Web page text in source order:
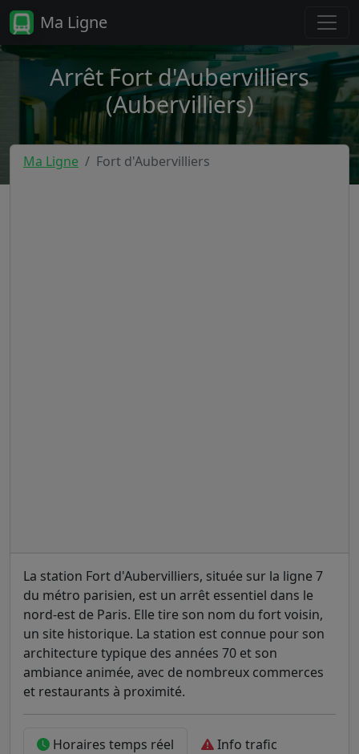
Ma Ligne
Arrêt Fort d'Aubervilliers
(Aubervilliers)
Ma Ligne Fort d'Aubervilliers
La station Fort d'Aubervilliers, située sur la ligne 7
du métro parisien, est un arrêt essentiel dans le
nord-est de Paris. Elle tire son nom du fort voisin,
un site historique. La station est connue pour son
architecture typique des années 70 et son
ambiance animée, avec de nombreux commerces
et restaurants à proximité.
Horaires temps réel Info trafic